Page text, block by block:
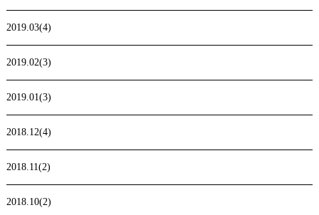
2019.03(4)
2019.02(3)
2019.01(3)
2018.12(4)
2018.11(2)
2018.10(2)